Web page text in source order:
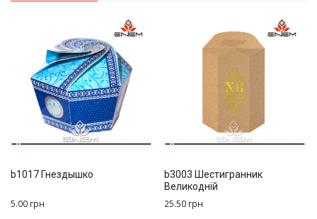
b1017 Гнездышко
5.00 грн
b3003 Шестигранник
Великодній
25.50 грн